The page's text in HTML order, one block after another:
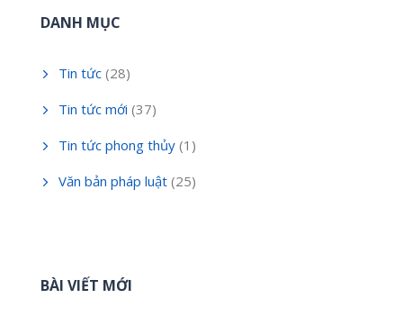
DANH MỤC
Tin tức (28)
Tin tức mới (37)
Tin tức phong thủy (1)
Văn bản pháp luật (25)
BÀI VIẾT MỚI